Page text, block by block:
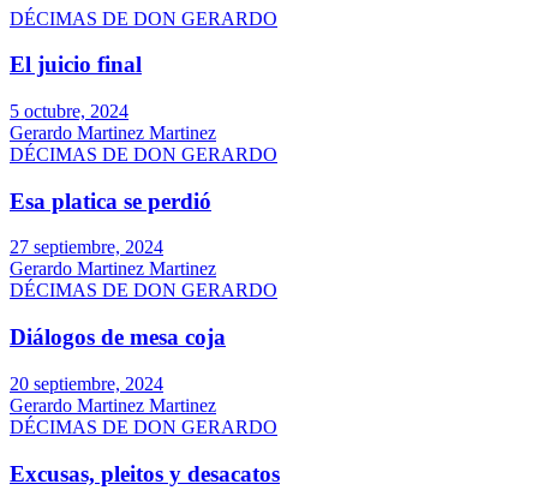
DÉCIMAS DE DON GERARDO
El juicio final
5 octubre, 2024
Gerardo Martinez Martinez
DÉCIMAS DE DON GERARDO
Esa platica se perdió
27 septiembre, 2024
Gerardo Martinez Martinez
DÉCIMAS DE DON GERARDO
Diálogos de mesa coja
20 septiembre, 2024
Gerardo Martinez Martinez
DÉCIMAS DE DON GERARDO
Excusas, pleitos y desacatos